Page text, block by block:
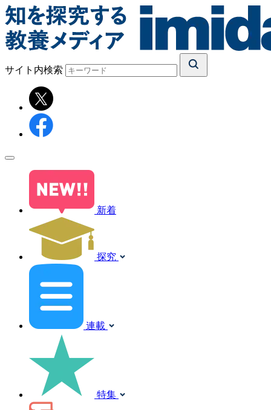
サイト内検索
新着
探究
連載
特集